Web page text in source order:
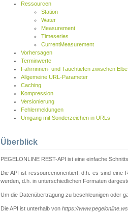
Ressourcen
Station
Water
Measurement
Timeseries
CurrentMeasurement
Vorhersagen
Terminwerte
Fahrrinnen- und Tauchtiefen zwischen
Allgemeine URL-Parameter
Caching
Kompression
Versionierung
Fehlermeldungen
Umgang mit Sonderzeichen in URLs
Überblick
PEGELONLINE REST-API ist eine einfache
Die API ist ressourcenorientiert, d.h. es sind eine
werden, d.h. in unterschiedlichen Formaten
Um die Datenübertragung zu beschleunigen oder
Die API ist unterhalb von https://